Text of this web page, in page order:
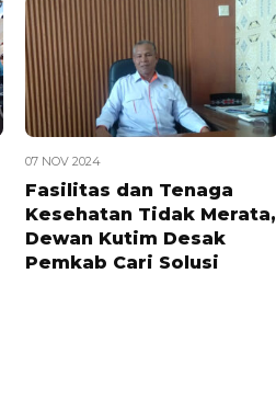
07 NOV 2024
Fasilitas dan Tenaga
Kesehatan Tidak Merata,
Dewan Kutim Desak
Pemkab Cari Solusi